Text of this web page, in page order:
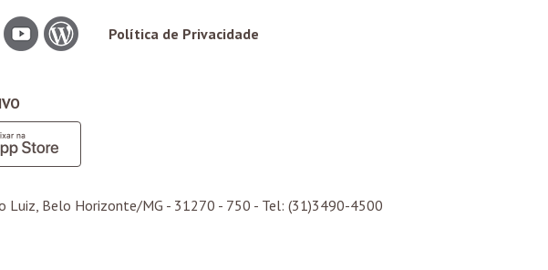
Política de Privacidade
Luiz, Belo Horizonte/MG - 31270 - 750 - Tel: (31)3490-4500